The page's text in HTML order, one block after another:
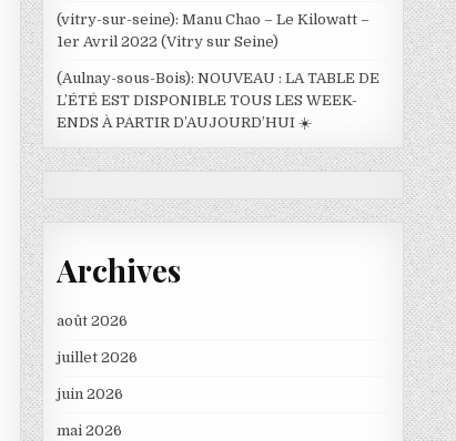
(vitry-sur-seine): Manu Chao – Le Kilowatt –
1er Avril 2022 (Vitry sur Seine)
(Aulnay-sous-Bois): NOUVEAU : LA TABLE DE
L’ÉTÉ EST DISPONIBLE TOUS LES WEEK-
ENDS À PARTIR D’AUJOURD’HUI ☀️
Archives
août 2026
juillet 2026
juin 2026
mai 2026